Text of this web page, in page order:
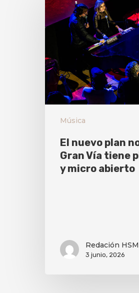
Música
El nuevo plan
Gran Vía tiene
y micro abierto
Redación HSM
3 junio, 2026